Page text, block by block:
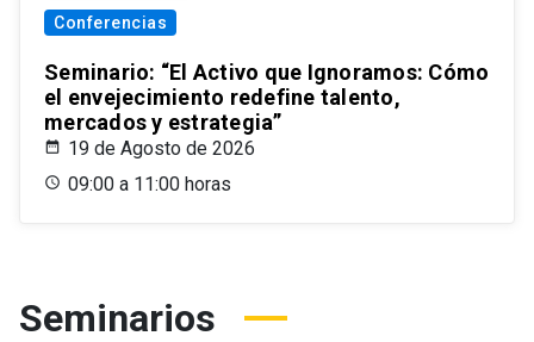
Conferencias
Seminario: “El Activo que Ignoramos: Cómo
el envejecimiento redefine talento,
mercados y estrategia”
19 de Agosto de 2026
09:00 a 11:00 horas
Seminarios